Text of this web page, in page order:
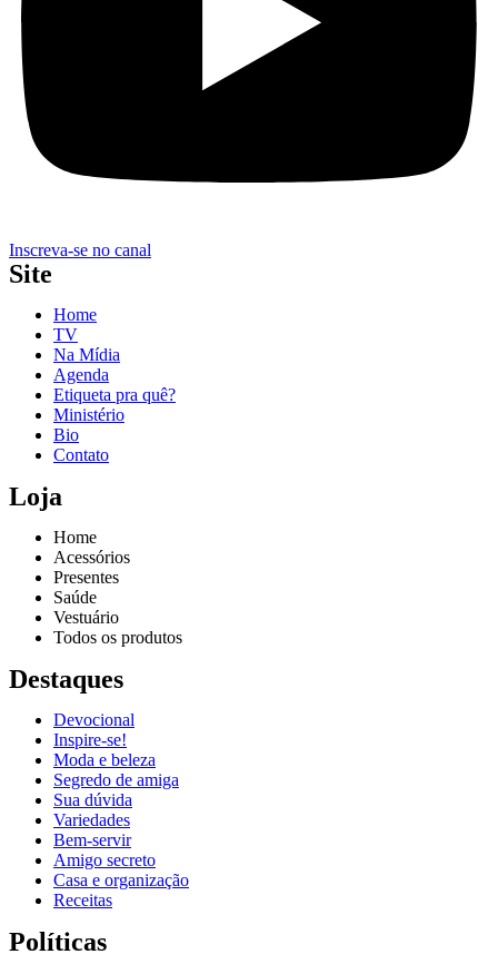
Inscreva-se no canal
Site
Home
TV
Na Mídia
Agenda
Etiqueta pra quê?
Ministério
Bio
Contato
Loja
Home
Acessórios
Presentes
Saúde
Vestuário
Todos os produtos
Destaques
Devocional
Inspire-se!
Moda e beleza
Segredo de amiga
Sua dúvida
Variedades
Bem-servir
Amigo secreto
Casa e organização
Receitas
Políticas